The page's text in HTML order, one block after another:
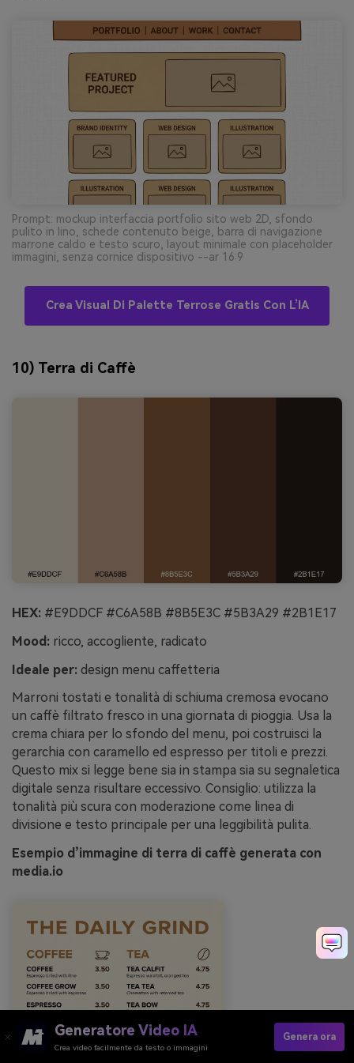
Prompt: mockup interfaccia portfolio sito web 2D, sfondo
pulito in lino, schede contenuto beige, barra di navigazione
marrone caldo e testo scuro, layout minimale con placeholder
immagini, senza cornice dispositivo --ar 16:9
Crea Visual Di Palette Terrose Gratis Con L’IA
10) Terra di Caffè
HEX: #E9DDCF #C6A58B #8B5E3C #5B3A29 #2B1E17
Mood: ricco, accogliente, radicato
Ideale per: design menu caffetteria
Marroni tostati e tonalità di schiuma cremosa evocano
un caffè filtrato fresco in una giornata di pioggia. Usa la
crema chiara per lo sfondo del menu, poi costruisci la
gerarchia con caramello ed espresso per titoli e prezzi.
Questo mix si legge bene sia in stampa sia su segnaletica
digitale senza risultare eccessivo. Consiglio: utilizza la
tonalità più scura con moderazione come linea di
divisione e testo principale per una leggibilità pulita.
Esempio d’immagine di terra di caffè generata con
media.io
Generatore Video IA
Crea video facilmente da testo o immagini
Genera ora